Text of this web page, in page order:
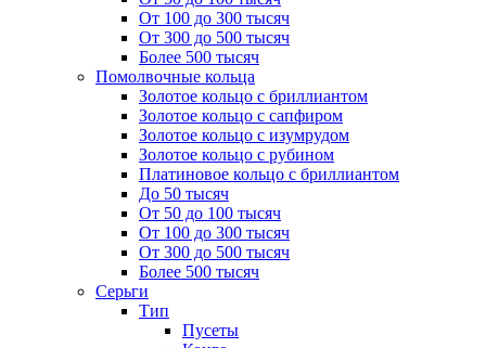
От 100 до 300 тысяч
От 300 до 500 тысяч
Более 500 тысяч
Помолвочные кольца
Золотое кольцо с бриллиантом
Золотое кольцо с сапфиром
Золотое кольцо с изумрудом
Золотое кольцо с рубином
Платиновое кольцо с бриллиантом
До 50 тысяч
От 50 до 100 тысяч
От 100 до 300 тысяч
От 300 до 500 тысяч
Более 500 тысяч
Серьги
Тип
Пусеты